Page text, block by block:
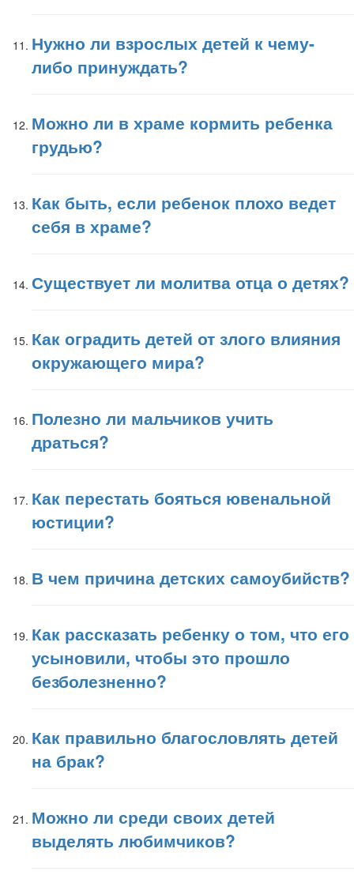
Нужно ли взрослых детей к чему-
либо принуждать?
Можно ли в храме кормить ребенка
грудью?
Как быть, если ребенок плохо ведет
себя в храме?
Существует ли молитва отца о детях?
Как оградить детей от злого влияния
окружающего мира?
Полезно ли мальчиков учить
драться?
Как перестать бояться ювенальной
юстиции?
В чем причина детских самоубийств?
Как рассказать ребенку о том, что его
усыновили, чтобы это прошло
безболезненно?
Как правильно благословлять детей
на брак?
Можно ли среди своих детей
выделять любимчиков?